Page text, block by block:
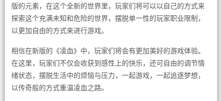
版的元素，在这个全新的世界里，玩家们将可以以自己的方式来
探索这个充满未知和危险的世界，摆脱单一性的玩家职业限制，
以更加自由的方式来进行游戏。
相信在新版的《凌血》中，玩家们将会有更加美好的游戏体验。
在这里，玩家们不仅会收获到感性上的快乐，还可自由的调节情
绪状态，摆脱生活中的烦恼与压力，一起游戏，一起追逐梦想，
以传奇般的方式重温凌血之路。